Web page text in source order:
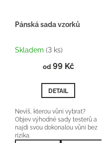
Pánská sada vzorků
hodnocení
je
z
5
Skladem (3 ks)
od99 Kč
DETAIL
Nevíš, kterou vůni vybrat?
Objev výhodné sady testerů a
najdi svou dokonalou vůni bez
rizika.